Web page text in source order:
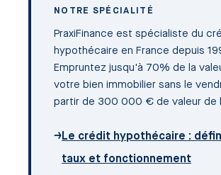
NOTRE SPÉCIALITÉ
PraxiFinance est spécialiste du
hypothécaire en France depuis
Empruntez jusqu'à 70% de la
votre bien immobilier sans le
partir de 300 000 € de valeur de
→Le crédit hypothécaire :
taux et fonctionnement